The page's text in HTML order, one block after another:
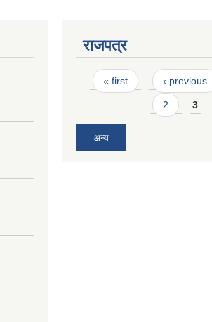
राजपत्र
Pages
« first ‹ previous
2 3
अन्य